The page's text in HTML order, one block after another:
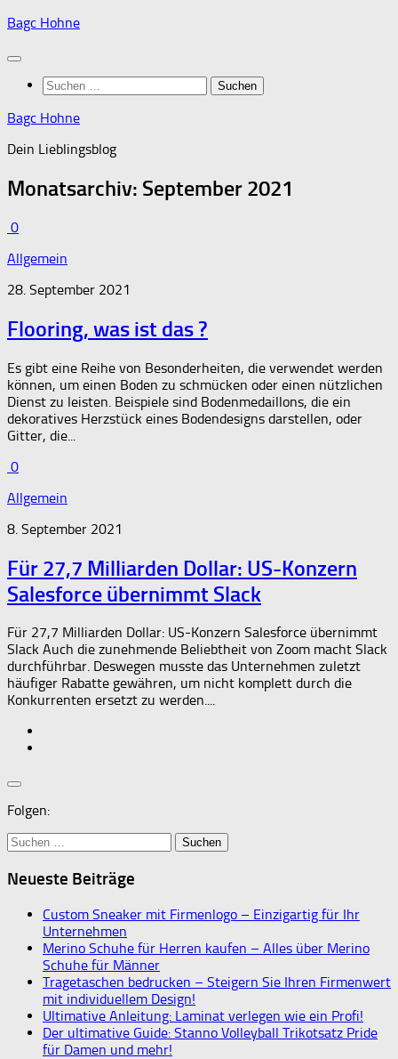
Zum
springen
Bagc Hohne
Suchen
nach:
Bagc Hohne
Dein Lieblingsblog
Monatsarchiv: September 2021
0
Allgemein
28. September 2021
Flooring, was ist das ?
Es gibt eine Reihe von Besonderheiten, die verwendet werden
können, um einen Boden zu schmücken oder einen nützlichen
Dienst zu leisten. Beispiele sind Bodenmedaillons, die ein
dekoratives Herzstück eines Bodendesigns darstellen, oder
Gitter, die...
0
Allgemein
8. September 2021
Für 27,7 Milliarden Dollar: US-Konzern
Salesforce übernimmt Slack
Für 27,7 Milliarden Dollar: US-Konzern Salesforce übernimmt
Slack Auch die zunehmende Beliebtheit von Zoom macht Slack
durchführbar. Deswegen musste das Unternehmen zuletzt
häufiger Rabatte gewähren, um nicht komplett durch die
Konkurrenten ersetzt zu werden....
Folgen:
Suchen
Neueste Beiträge
Custom Sneaker mit Firmenlogo – Einzigartig für Ihr
Unternehmen
Merino Schuhe für Herren kaufen – Alles über Merino
Schuhe für Männer
Tragetaschen bedrucken – Steigern Sie Ihren Firmenwert
mit individuellem Design!
Ultimative Anleitung: Laminat verlegen wie ein Profi!
Der ultimative Guide: Stanno Volleyball Trikotsatz Pride
für Damen und mehr!